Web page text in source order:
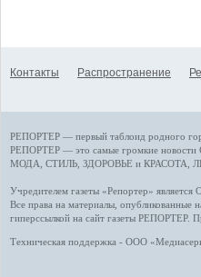
Контакты Распространение
РЕПОРТЕР — первый таблоид родного
РЕПОРТЕР — это самые громкие новости
МОДА, СТИЛЬ ЗДОРОВЬЕ и КРАСОТА
Учредителем газеты «Репортер»
Все права на материалы, опубликованные
гиперссылкой на сайт газеты РЕПОРТЕР.
Техническая поддержка - ООО